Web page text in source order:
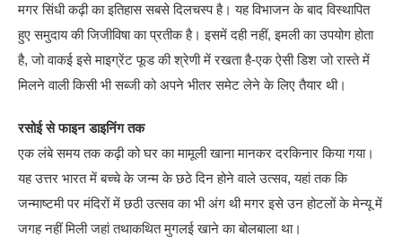
मगर सिंधी कढ़ी का इतिहास सबसे दिलचस्प है। यह विभाजन के बाद विस्थापित
हुए समुदाय की जिजीविषा का प्रतीक है। इसमें दही नहीं, इमली का उपयोग होता
है, जो वाकई इसे माइग्रेंट फूड की श्रेणी में रखता है-एक ऐसी डिश जो रास्ते में
मिलने वाली किसी भी सब्जी को अपने भीतर समेट लेने के लिए तैयार थी।
रसोई से फाइन डाइनिंग तक
एक लंबे समय तक कढ़ी को घर का मामूली खाना मानकर दरकिनार किया गया।
यह उत्तर भारत में बच्चे के जन्म के छठे दिन होने वाले उत्सव, यहां तक कि
जन्माष्टमी पर मंदिरों में छठी उत्सव का भी अंग थी मगर इसे उन होटलों के मेन्यू में
जगह नहीं मिली जहां तथाकथित मुगलई खाने का बोलबाला था।